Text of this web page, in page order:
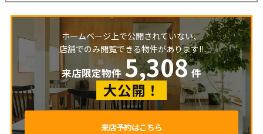
ホームページ上で公開されていない、
店舗でのみ閲覧できる物件があります!!
来店限定物件 5,308 件
大公開！
来店予約はこちら